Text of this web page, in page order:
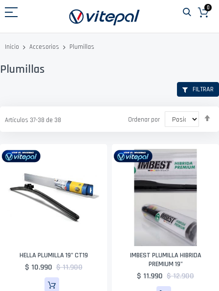
al
0
Inicio Accesorios Plumillas
Plumillas
Artículos 37-38 de 38 Ordenar por
HELLA PLUMILLA 19" CT19
$ 10.990 $ 11.900
IMBEST PLUMILLA HIBRIDA
PREMIUM 19"
$ 11.990 $ 12.900
FILTRAR